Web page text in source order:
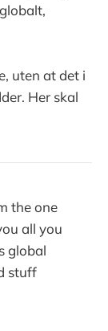
uten at det i
Her skal
the one
all you
global
stuff